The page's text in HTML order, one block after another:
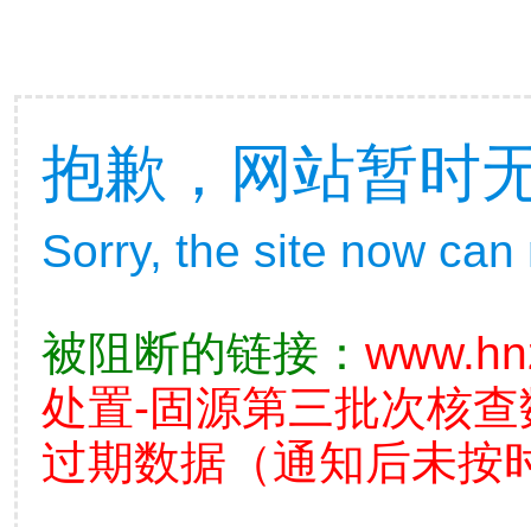
抱歉，网站暂时
Sorry, the site now
被阻断的链接：
处置-固源第三批次核
过期数据（通知后未按